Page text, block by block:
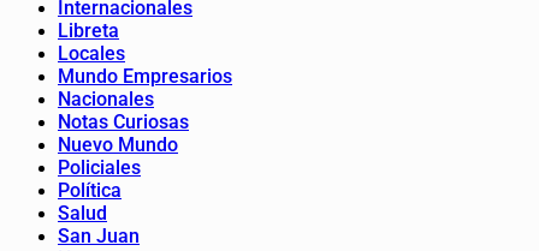
Internacionales
Libreta
Locales
Mundo Empresarios
Nacionales
Notas Curiosas
Nuevo Mundo
Policiales
Política
Salud
San Juan